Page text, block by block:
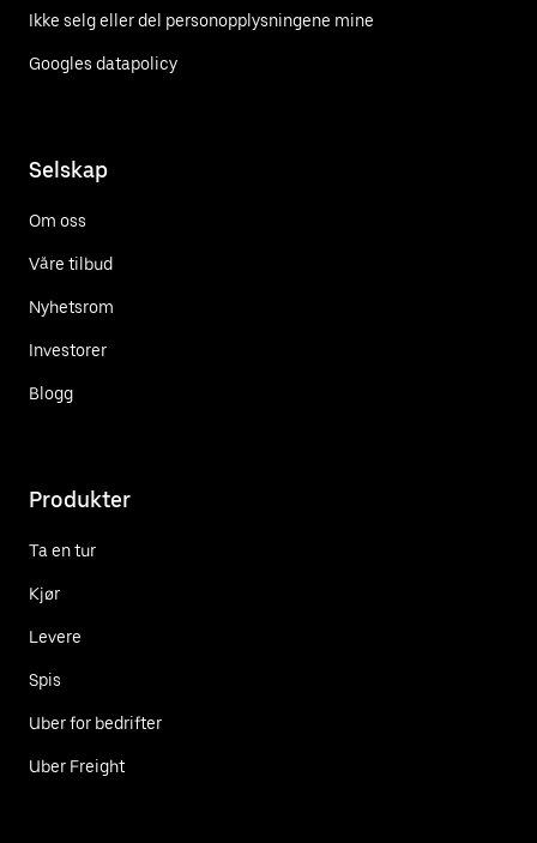
Ikke selg eller del personopplysningene mine
Googles datapolicy
Selskap
Om oss
Våre tilbud
Nyhetsrom
Investorer
Blogg
Produkter
Ta en tur
Kjør
Levere
Spis
Uber for bedrifter
Uber Freight